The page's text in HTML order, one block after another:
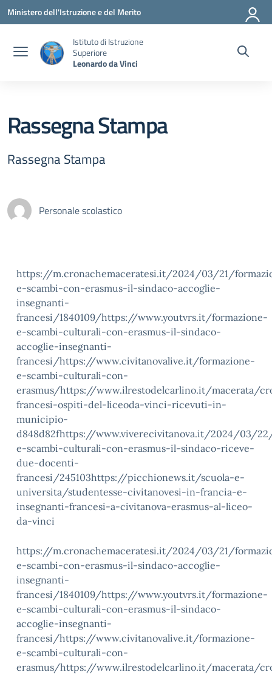
Vai ai contenuti
Vai al menu di navigazione
Vai al footer
Ministero dell'Istruzione e del Merito
Istituto di Istruzione
Superiore
Leonardo da Vinci
Rassegna Stampa
Rassegna Stampa
Personale scolastico
https://m.cronachemaceratesi.it/2024/03/21/
e-scambi-con-erasmus-il-sindaco-accoglie-
insegnanti-
francesi/1840109/https://www.youtvrs.it/formazione-
e-scambi-culturali-con-erasmus-il-sindaco-
accoglie-insegnanti-
francesi/https://www.civitanovalive.it/formazione-
e-scambi-culturali-con-
erasmus/https://www.ilrestodelcarlino.it/macerata/
francesi-ospiti-del-liceoda-vinci-ricevuti-in-
municipio-
d848d82fhttps://www.viverecivitanova.it/2024/03/
e-scambi-culturali-con-erasmus-il-sindaco-riceve-
due-docenti-
francesi/245103https://picchionews.it/scuola-e-
universita/studentesse-civitanovesi-in-francia-e-
insegnanti-francesi-a-civitanova-erasmus-al-liceo-
da-vinci
https://m.cronachemaceratesi.it/2024/03/21/
e-scambi-con-erasmus-il-sindaco-accoglie-
insegnanti-
francesi/1840109/https://www.youtvrs.it/formazione-
e-scambi-culturali-con-erasmus-il-sindaco-
accoglie-insegnanti-
francesi/https://www.civitanovalive.it/formazione-
e-scambi-culturali-con-
erasmus/https://www.ilrestodelcarlino.it/macerata/